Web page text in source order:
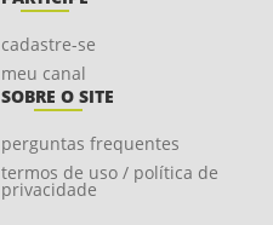
cadastre-se
meu canal
SOBRE O SITE
perguntas frequentes
termos de uso / política de
privacidade